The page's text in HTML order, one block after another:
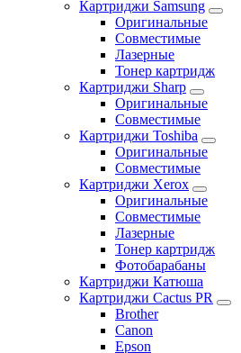
Картриджи Samsung
Оригинальные
Совместимые
Лазерные
Тонер картридж
Картриджи Sharp
Оригинальные
Совместимые
Картриджи Toshiba
Оригинальные
Совместимые
Картриджи Xerox
Оригинальные
Совместимые
Лазерные
Тонер картридж
Фотобарабаны
Картриджи Катюша
Картриджи Cactus PR
Brother
Canon
Epson